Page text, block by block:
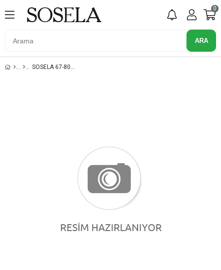
0
SOSELA 67-8036 BEYAZ